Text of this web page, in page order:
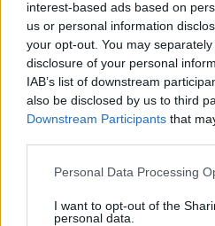
interest-based ads based on
us or personal information
your opt-out. You may
disclosure of your personal
IAB’s list of downstream
also be disclosed by us to third
Downstream Participants that
Please note that this website/
not limited to your visit or usage
Personal Data Processing
I want to opt-out of the
personal data.
La International Drivers
AUTOMOVIL